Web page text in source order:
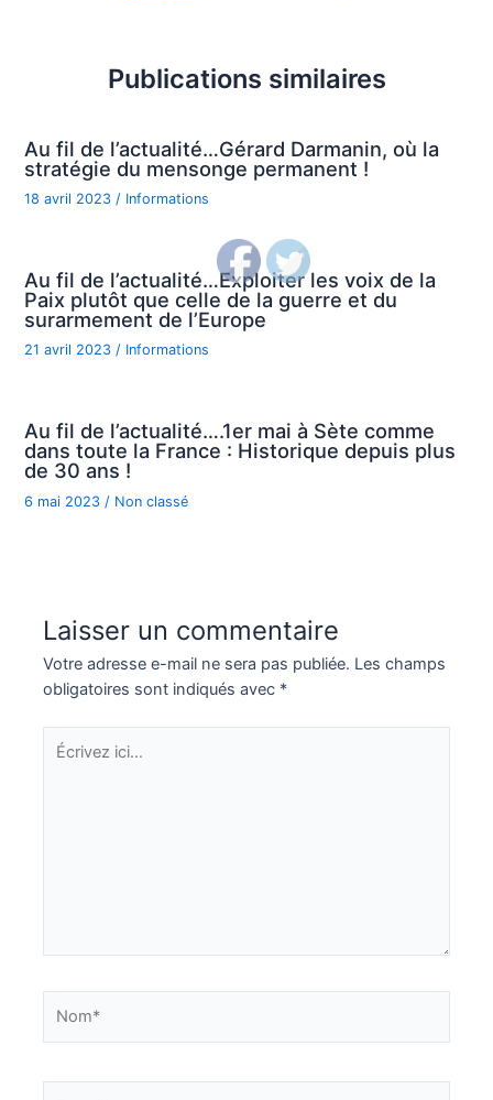
Publications similaires
Au fil de l’actualité…Gérard Darmanin, où la
stratégie du mensonge permanent !
18 avril 2023/ Informations
Au fil de l’actualité…Exploiter les voix de la
Paix plutôt que celle de la guerre et du
surarmement de l’Europe
21 avril 2023/ Informations
Au fil de l’actualité….1er mai à Sète comme
dans toute la France : Historique depuis plus
de 30 ans !
6 mai 2023 / Non classé
Laisser un commentaire
Votre adresse e-mail ne sera pas publiée. Les champs
obligatoires sont indiqués avec *
Écrivez
ici…